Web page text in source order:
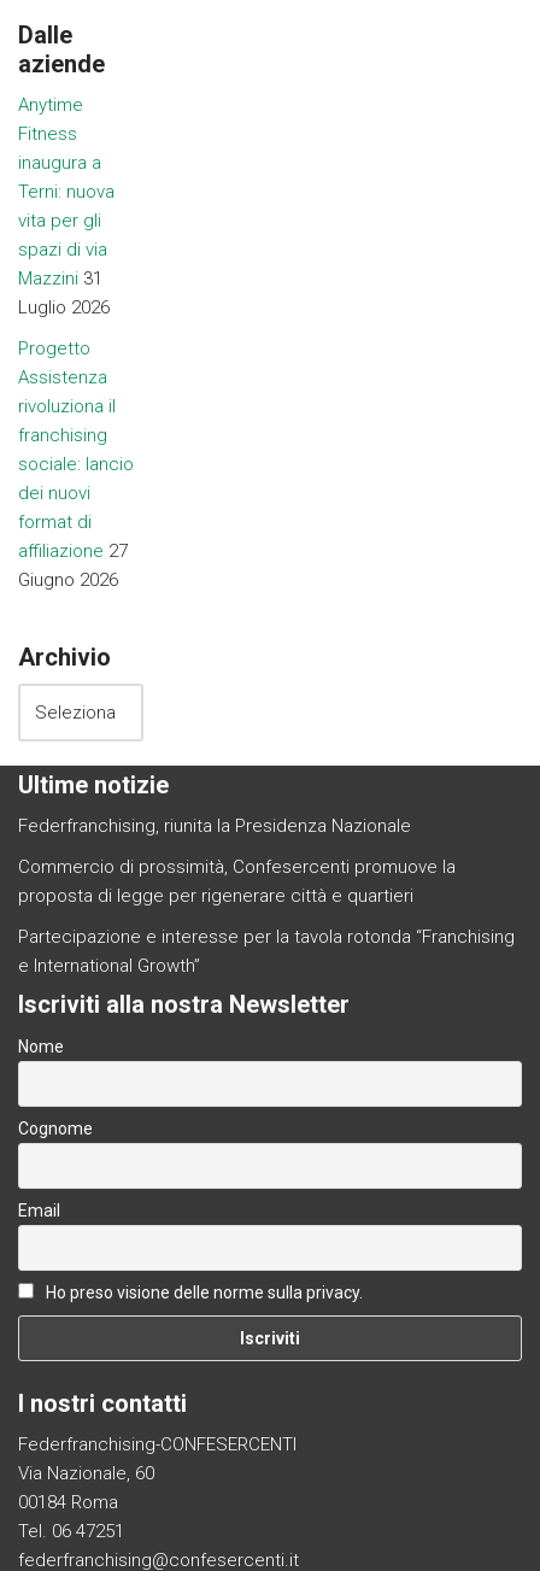
Dalle
aziende
Anytime
Fitness
inaugura a
Terni: nuova
vita per gli
spazi di via
Mazzini 31
Luglio 2026
Progetto
Assistenza
rivoluziona il
franchising
sociale: lancio
dei nuovi
format di
affiliazione 27
Giugno 2026
Archivio
Ultime notizie
Federfranchising, riunita la Presidenza Nazionale
Commercio di prossimità, Confesercenti promuove la
proposta di legge per rigenerare città e quartieri
Partecipazione e interesse per la tavola rotonda “Franchising
e International Growth”
Iscriviti alla nostra Newsletter
Nome
Cognome
Email
Ho preso visione delle norme sulla privacy.
I nostri contatti
Federfranchising-CONFESERCENTI
Via Nazionale, 60
00184 Roma
Tel. 06 47251
federfranchising@confesercenti.it